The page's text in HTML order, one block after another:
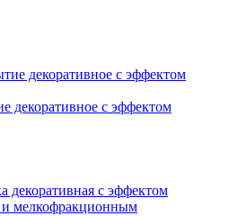
декоративное с эффектом